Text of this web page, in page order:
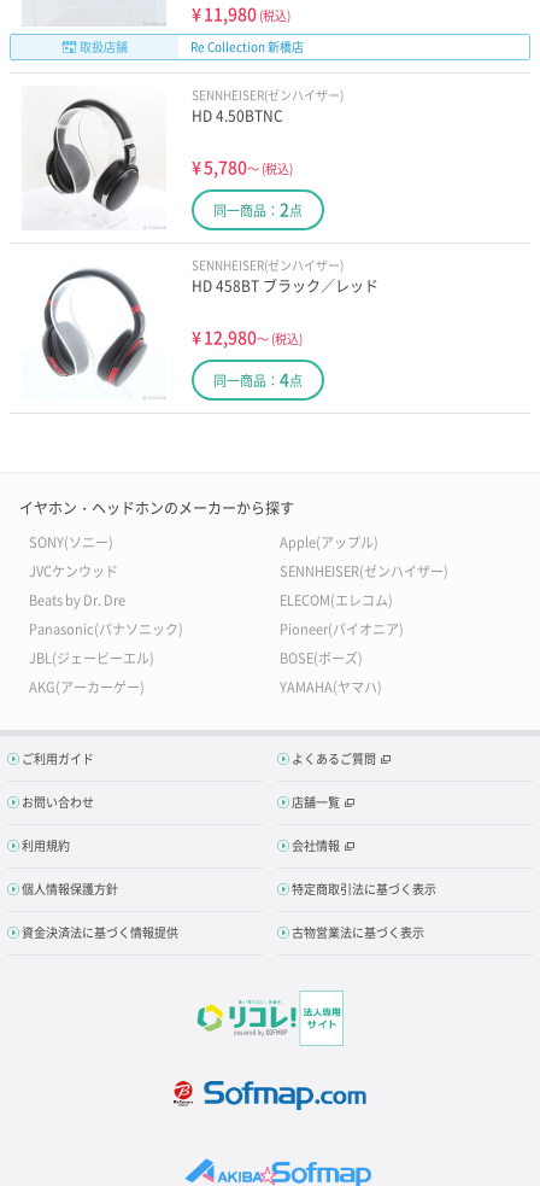
¥11,980 (税込)
取扱店舗
Re Collection 新橋店
SENNHEISER(ゼンハイザー)
HD 4.50BTNC
¥5,780～ (税込)
同一商品： 2点
SENNHEISER(ゼンハイザー)
HD 458BT ブラック／レッド
¥12,980～ (税込)
同一商品： 4点
イヤホン・ヘッドホンのメーカーから探す
SONY(ソニー)
Apple(アップル)
JVCケンウッド
SENNHEISER(ゼンハイザー)
Beats by Dr. Dre
ELECOM(エレコム)
Panasonic(パナソニック)
Pioneer(パイオニア)
JBL(ジェービーエル)
BOSE(ボーズ)
AKG(アーカーゲー)
YAMAHA(ヤマハ)
ご利用ガイド よくあるご質問
お問い合わせ 店舗一覧
利用規約 会社情報
個人情報保護方針 特定商取引法に基づく表示
資金決済法に基づく情報提供 古物営業法に基づく表示